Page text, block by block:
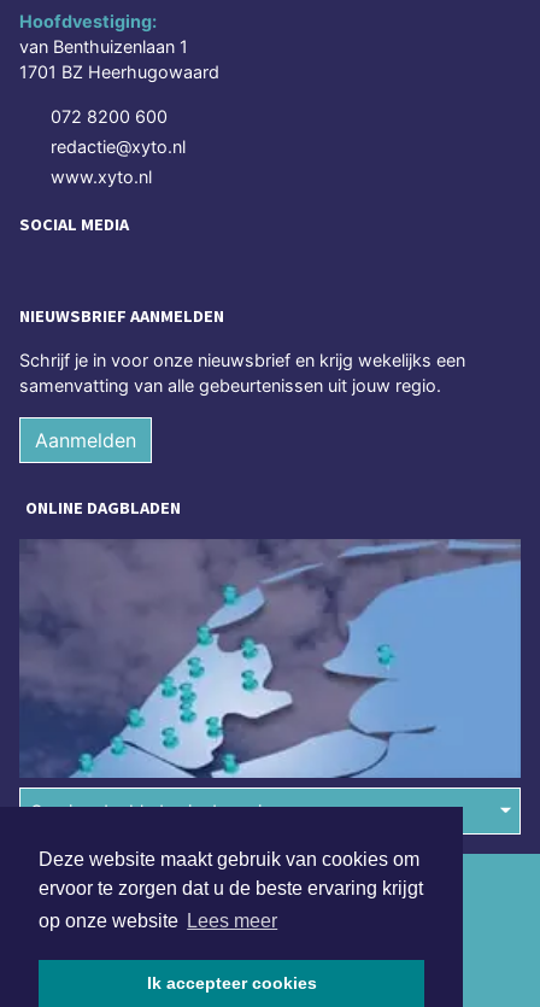
Deze website maakt gebruik van cookies om
ervoor te zorgen dat u de beste ervaring krijgt
op onze website Lees meer
Ik accepteer cookies
Hoofdvestiging:
van Benthuizenlaan 1
1701 BZ Heerhugowaard
072 8200 600
redactie@xyto.nl
www.xyto.nl
SOCIAL MEDIA
NIEUWSBRIEF AANMELDEN
Schrijf je in voor onze nieuwsbrief en krijg wekelijks een
samenvatting van alle gebeurtenissen uit jouw regio.
Aanmelden
ONLINE DAGBLADEN
Overige dagbladen in de regio
Algemene voorwaarden
Disclaimer